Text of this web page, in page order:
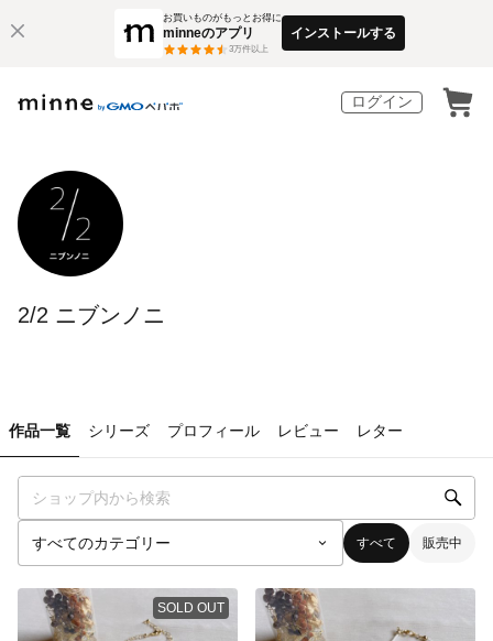
お買いものがもっとお得に
minneのアプリ
3万件以上
インストールする
ログイン
2/2 ニブンノニ
作品一覧 シリーズ プロフィール レビュー レター
すべて 販売中
SOLD OUT